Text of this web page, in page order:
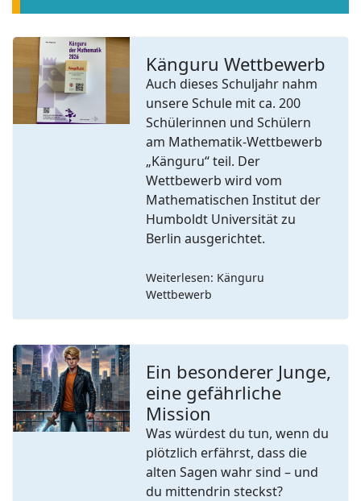
Previous Next
Känguru Wettbewerb
Auch dieses Schuljahr nahm
unsere Schule mit ca. 200
Schülerinnen und Schülern
am Mathematik-Wettbewerb
„Känguru“ teil. Der
Wettbewerb wird vom
Mathematischen Institut der
Humboldt Universität zu
Berlin ausgerichtet.
Weiterlesen: Känguru
Wettbewerb
Previous Next
Ein besonderer Junge,
eine gefährliche
Mission
Was würdest du tun, wenn du
plötzlich erfährst, dass die
alten Sagen wahr sind – und
du mittendrin steckst?